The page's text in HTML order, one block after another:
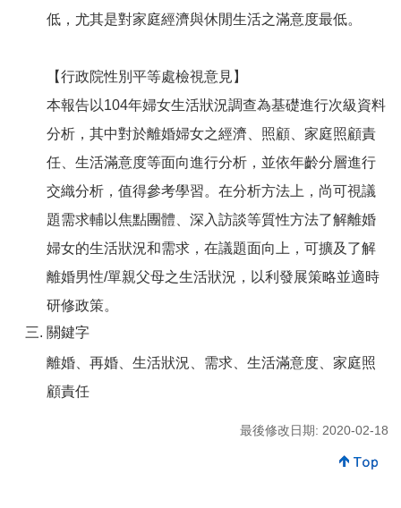
低，尤其是對家庭經濟與休閒生活之滿意度最低。
【行政院性別平等處檢視意見】
本報告以104年婦女生活狀況調查為基礎進行次級資料
分析，其中對於離婚婦女之經濟、照顧、家庭照顧責
任、生活滿意度等面向進行分析，並依年齡分層進行
交織分析，值得參考學習。在分析方法上，尚可視議
題需求輔以焦點團體、深入訪談等質性方法了解離婚
婦女的生活狀況和需求，在議題面向上，可擴及了解
離婚男性/單親父母之生活狀況，以利發展策略並適時
研修政策。
關鍵字
離婚、再婚、生活狀況、需求、生活滿意度、家庭照
顧責任
最後修改日期: 2020-02-18